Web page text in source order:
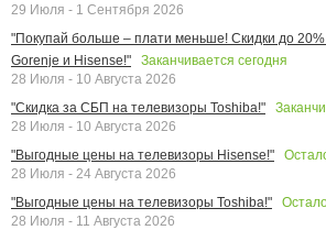
29 Июля - 1 Сентября 2026
"Покупай больше – плати меньше! Скидки до
Gorenje и Hisense!"
Заканчивается сегодня
28 Июля - 10 Августа 2026
"Скидка за СБП на телевизоры Toshiba!"
28 Июля - 10 Августа 2026
"Выгодные цены на телевизоры Hisense!"
28 Июля - 24 Августа 2026
"Выгодные цены на телевизоры Toshiba!"
28 Июля - 11 Августа 2026